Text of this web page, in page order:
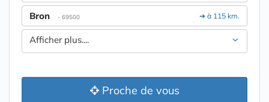
➔ à 115 km.
Bron - 69500
Afficher plus....
Proche de vous